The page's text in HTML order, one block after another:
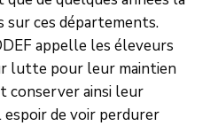
sur ces départements.
appelle les éleveurs
lutte pour leur maintien
conserver ainsi leur
espoir de voir perdurer